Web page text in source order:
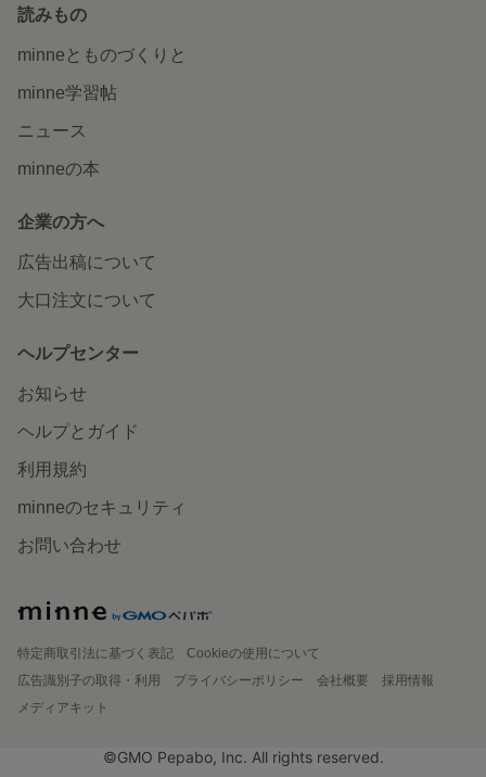
読みもの
minneとものづくりと
minne学習帖
ニュース
minneの本
企業の方へ
広告出稿について
大口注文について
ヘルプセンター
お知らせ
ヘルプとガイド
利用規約
minneのセキュリティ
お問い合わせ
特定商取引法に基づく表記
Cookieの使用について
広告識別子の取得・利用
プライバシーポリシー 会社概要
採用情報
メディアキット
©GMO Pepabo, Inc. All rights reserved.